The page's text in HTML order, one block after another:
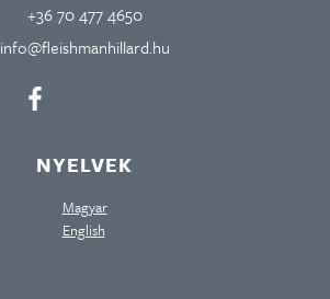
+36 70 477 4650
info@fleishmanhillard.hu
NYELVEK
Magyar
English